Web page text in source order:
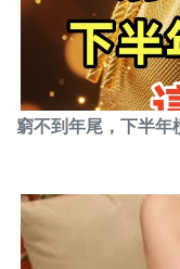
窮不到年尾，下半年